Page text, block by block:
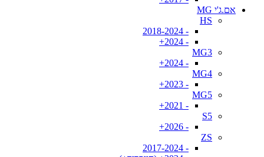
אם.ג'י MG
HS
- 2018-2024
- 2024+
MG3
- 2024+
MG4
- 2023+
MG5
- 2021+
S5
- 2026+
ZS
- 2017-2024